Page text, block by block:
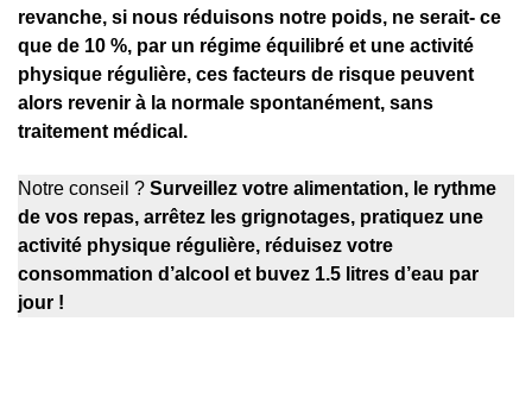
revanche, si nous réduisons notre poids, ne serait- ce
que de 10 %, par un régime équilibré et une activité
physique régulière, ces facteurs de risque peuvent
alors revenir à la normale spontanément, sans
traitement médical.
Notre conseil ? Surveillez votre alimentation, le rythme
de vos repas, arrêtez les grignotages, pratiquez une
activité physique régulière, réduisez votre
consommation d’alcool et buvez 1.5 litres d’eau par
jour !